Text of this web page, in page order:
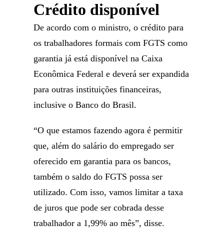
Crédito disponível
De acordo com o ministro, o crédito para
os trabalhadores formais com FGTS como
garantia já está disponível na Caixa
Econômica Federal e deverá ser expandida
para outras instituições financeiras,
inclusive o Banco do Brasil.
“O que estamos fazendo agora é permitir
que, além do salário do empregado ser
oferecido em garantia para os bancos,
também o saldo do FGTS possa ser
utilizado. Com isso, vamos limitar a taxa
de juros que pode ser cobrada desse
trabalhador a 1,99% ao mês”, disse.